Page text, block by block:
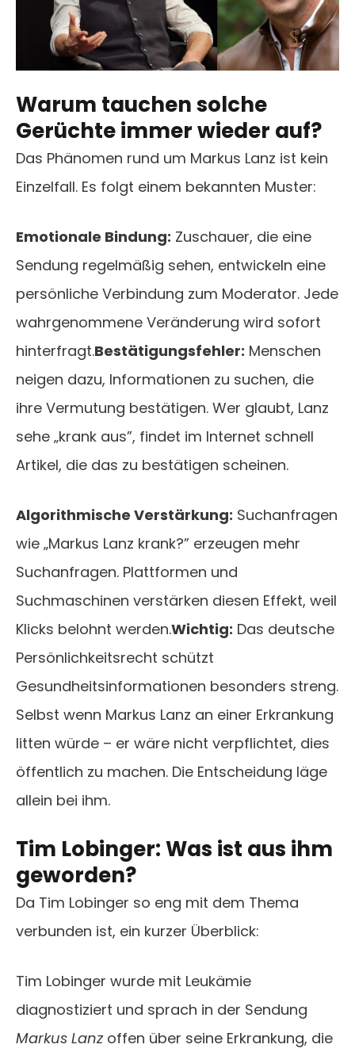
Warum tauchen solche
Gerüchte immer wieder auf?
Das Phänomen rund um Markus Lanz ist kein
Einzelfall. Es folgt einem bekannten Muster:
Emotionale Bindung: Zuschauer, die eine
Sendung regelmäßig sehen, entwickeln eine
persönliche Verbindung zum Moderator. Jede
wahrgenommene Veränderung wird sofort
hinterfragt.Bestätigungsfehler: Menschen
neigen dazu, Informationen zu suchen, die
ihre Vermutung bestätigen. Wer glaubt, Lanz
sehe „krank aus”, findet im Internet schnell
Artikel, die das zu bestätigen scheinen.
Algorithmische Verstärkung: Suchanfragen
wie „Markus Lanz krank?” erzeugen mehr
Suchanfragen. Plattformen und
Suchmaschinen verstärken diesen Effekt, weil
Klicks belohnt werden.Wichtig: Das deutsche
Persönlichkeitsrecht schützt
Gesundheitsinformationen besonders streng.
Selbst wenn Markus Lanz an einer Erkrankung
litten würde – er wäre nicht verpflichtet, dies
öffentlich zu machen. Die Entscheidung läge
allein bei ihm.
Tim Lobinger: Was ist aus ihm
geworden?
Da Tim Lobinger so eng mit dem Thema
verbunden ist, ein kurzer Überblick:
Tim Lobinger wurde mit Leukämie
diagnostiziert und sprach in der Sendung
Markus Lanzoffen über seine Erkrankung, die